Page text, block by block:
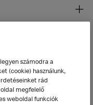
számodra a
(cookie) használunk,
rád
megfelelő
weboldal funkciók